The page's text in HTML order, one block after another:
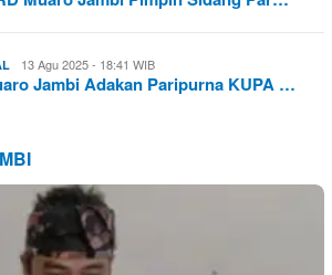
13 Agu 2025 - 18:41 WIB
Jambi Adakan Paripurna KUPA …